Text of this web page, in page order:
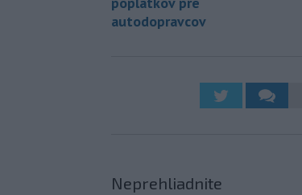
autodopravcov
Neprehliadnite